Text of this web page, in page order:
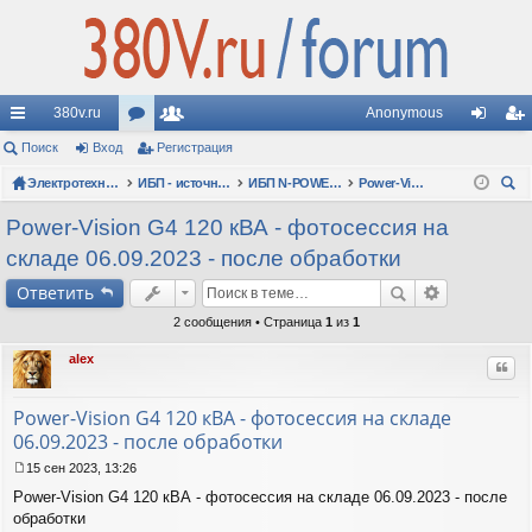
с
ы
лк
и
380v.ru
ор
ум
ы
ол
ьз
ов
ат
Anonymous
д ис
Поиск Вход Регистрация
Электротехнические форумы ИБП - источники бесперебойного питания ИБП N-POWER: новые модели (презентации, фотосессии, обзоры)
Power-Vision G4 60-120 кВА
Power-Vision G4 120 кВА - фотосессия на
складе 06.09.2023 - после обработки
Ответить
2 сообщения • Страница 1 из 1
alex
Power-Vision G4 120 кВА - фотосессия на складе
06.09.2023 - после обработки
о
о
15 сен 2023, 13:26
Power-Vision G4 120 кВА - фотосессия на складе 06.09.2023 - после
обработки